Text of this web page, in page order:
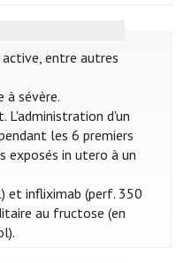
entre autres
à sévère.
L'administration d'un
les 6 premiers
exposés in utero à un
et infliximab (perf. 350
au fructose (en